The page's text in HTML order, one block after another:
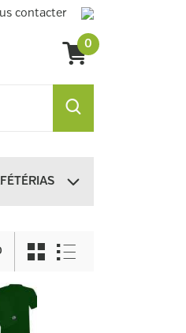
contacter
0